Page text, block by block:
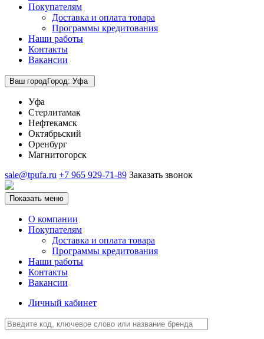
Покупателям
Доставка и оплата товара
Программы кредитования
Наши работы
Контакты
Вакансии
Ваш городГород: Уфа
Уфа
Стерлитамак
Нефтекамск
Октябрьский
Оренбург
Магнитогорск
sale@tpufa.ru +7 965 929-71-89 Заказать звонок
Показать меню
О компании
Покупателям
Доставка и оплата товара
Программы кредитования
Наши работы
Контакты
Вакансии
Личный кабинет